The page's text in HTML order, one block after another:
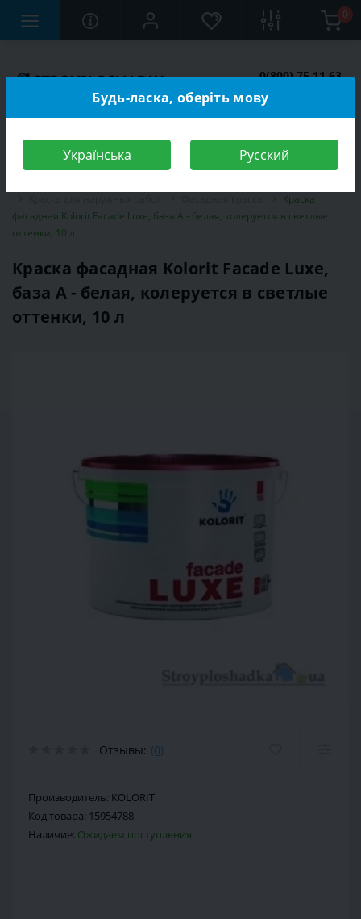
0
0(800) 75 11 63
Краска
фасадная Kolorit Facade Luxe, база A - белая, колеруется в светлые
оттенки, 10 л
Краска фасадная Kolorit Facade Luxe,
база A - белая, колеруется в светлые
оттенки, 10 л
Отзывы: (0)
Производитель: KOLORIT
Код товара: 15954788
Наличие: Ожидаем поступления
Будь-ласка, оберіть мову
Українська Русский